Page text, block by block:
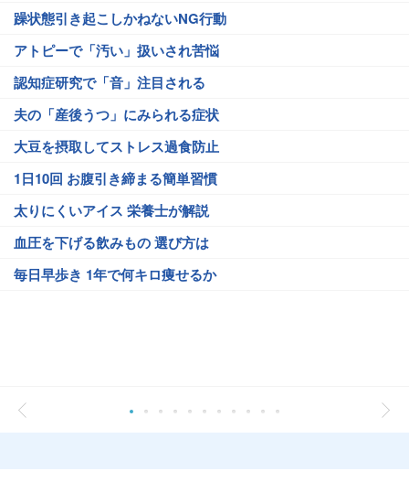
躁状態引き起こしかねないNG行動
アトピーで「汚い」扱いされ苦悩
認知症研究で「音」注目される
夫の「産後うつ」にみられる症状
大豆を摂取してストレス過食防止
1日10回 お腹引き締まる簡単習慣
太りにくいアイス 栄養士が解説
血圧を下げる飲みもの 選び方は
毎日早歩き 1年で何キロ痩せるか